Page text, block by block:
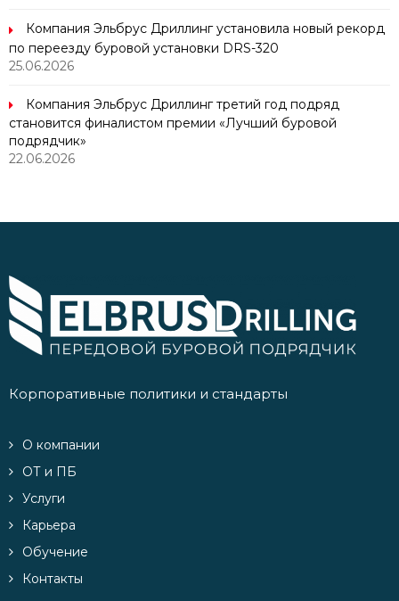
Компания Эльбрус Дриллинг установила новый рекорд
по переезду буровой установки DRS-320
25.06.2026
Компания Эльбрус Дриллинг третий год подряд
становится финалистом премии «Лучший буровой
подрядчик»
22.06.2026
Корпоративные политики и стандарты
О компании
ОТ и ПБ
Услуги
Карьера
Обучение
Контакты